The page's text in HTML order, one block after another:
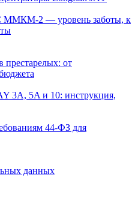
2 — уровень заботы, к
престарелых: от
3A, 5A и 10: инструкция,
44-ФЗ для
данных